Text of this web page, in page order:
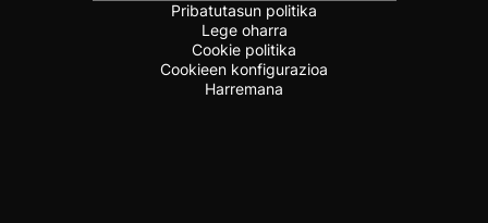
Pribatutasun politika
Lege oharra
Cookie politika
Cookieen konfigurazioa
Harremana